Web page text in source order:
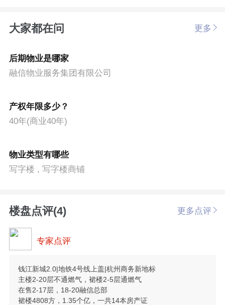
大家都在问 更多
后期物业是哪家
融信物业服务集团有限公司
产权年限多少？
40年(商业40年)
物业类型有哪些
写字楼 , 写字楼商铺
楼盘点评(4) 更多点评
专家点评
钱江新城2.0|地铁4号线上盖|杭州商务新地标
主楼2-20层不通燃气，裙楼2-5层通燃气
在售2-17层，18-20融信总部
裙楼4808方，1.35个亿，一共14本房产证